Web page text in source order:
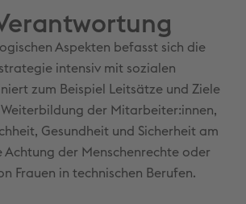
Aspekten befasst sich die
intensiv mit sozialen
zum Beispiel Leitsätze und Ziele
der Mitarbeiter:innen,
Gesundheit und Sicherheit am
der Menschenrechte oder
Frauen in technischen Berufen.